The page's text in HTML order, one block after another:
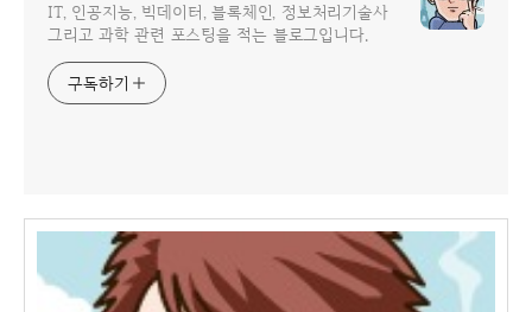
IT, 인공지능, 빅데이터, 블록체인, 정보처리기술사
그리고 과학 관련 포스팅을 적는 블로그입니다.
구독하기